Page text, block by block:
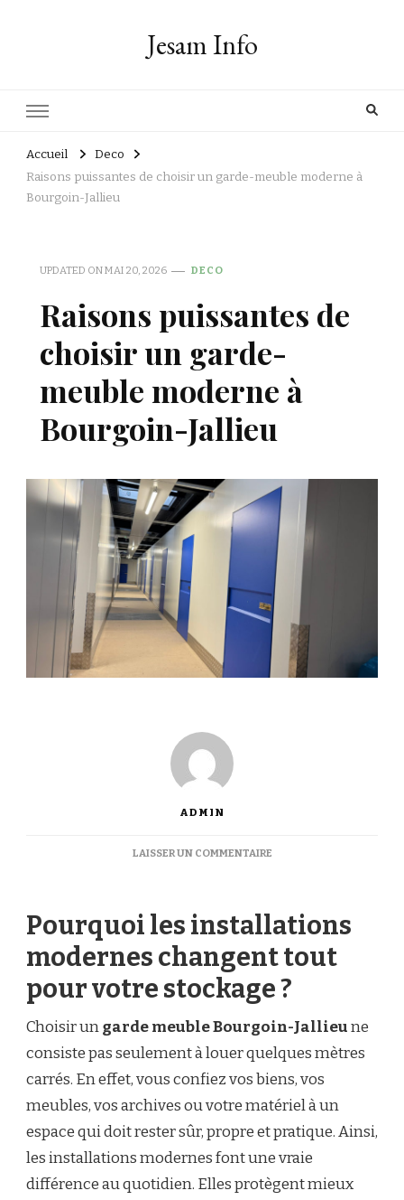
Jesam Info
Accueil
Deco
Raisons puissantes de choisir un garde-meuble moderne à
Bourgoin-Jallieu
UPDATED ONMAI 20, 2026 DECO
Raisons puissantes de
choisir un garde-
meuble moderne à
Bourgoin-Jallieu
ADMIN
LAISSER UN COMMENTAIRESUR
CHOISIR
UN
GARDE-
MODERNE
BOURGOIN-
Pourquoi les installations
modernes changent tout
pour votre stockage ?
Choisir ungarde meuble Bourgoin-Jallieune
consiste pas seulement à louer quelques mètres
carrés. En effet, vous confiez vos biens, vos
meubles, vos archives ou votre matériel à un
espace qui doit rester sûr, propre et pratique. Ainsi,
les installations modernes font une vraie
différence au quotidien. Elles protègent mieux